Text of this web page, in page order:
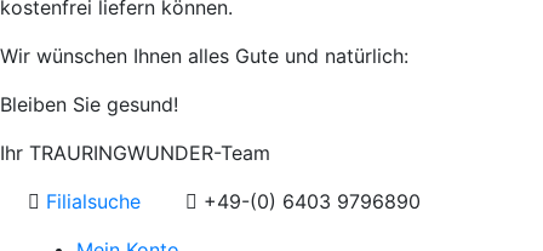
kostenfrei liefern können.
Wir wünschen Ihnen alles Gute und natürlich:
Bleiben Sie gesund!
Ihr TRAURINGWUNDER-Team
Filialsuche
+49-(0) 6403 9796890